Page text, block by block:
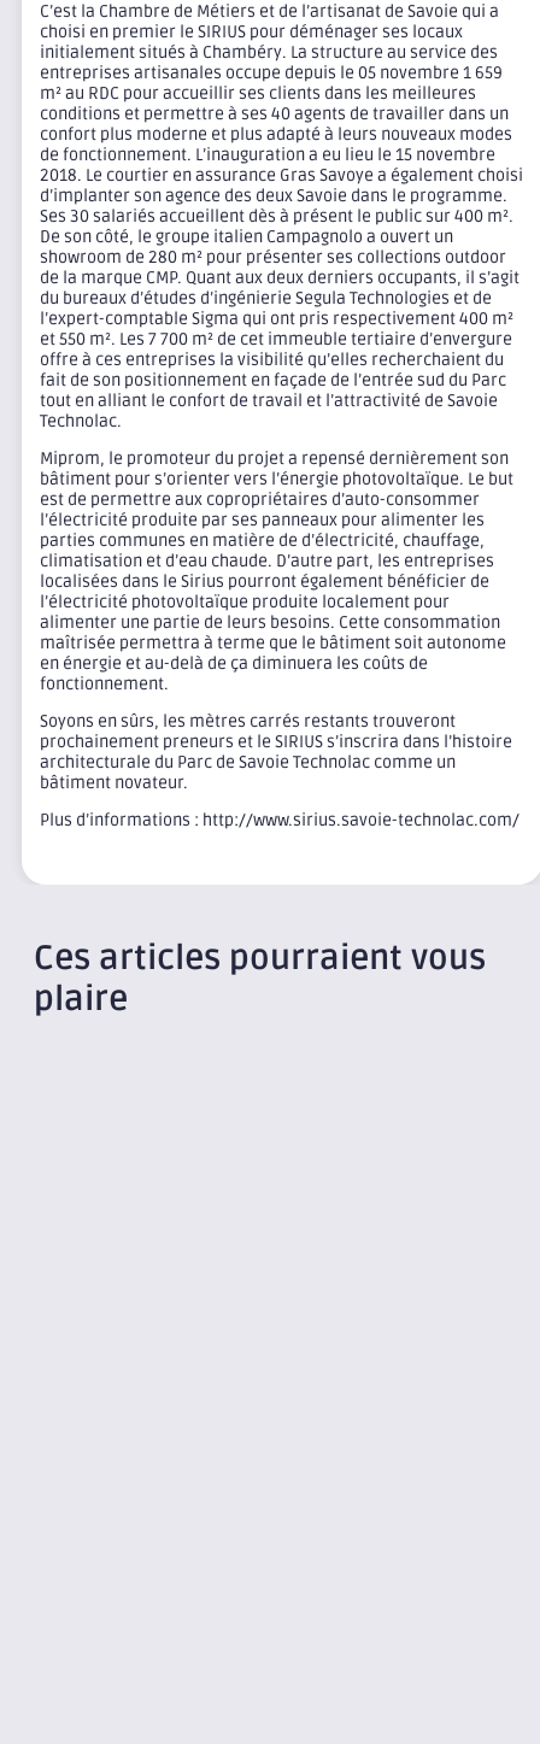
C’est la Chambre de Métiers et de l’artisanat de Savoie qui a
choisi en premier le SIRIUS pour déménager ses locaux
initialement situés à Chambéry. La structure au service des
entreprises artisanales occupe depuis le 05 novembre 1 659
m² au RDC pour accueillir ses clients dans les meilleures
conditions et permettre à ses 40 agents de travailler dans un
confort plus moderne et plus adapté à leurs nouveaux modes
de fonctionnement. L’inauguration a eu lieu le 15 novembre
2018. Le courtier en assurance Gras Savoye a également choisi
d’implanter son agence des deux Savoie dans le programme.
Ses 30 salariés accueillent dès à présent le public sur 400 m².
De son côté, le groupe italien Campagnolo a ouvert un
showroom de 280 m² pour présenter ses collections outdoor
de la marque CMP. Quant aux deux derniers occupants, il s’agit
du bureaux d’études d’ingénierie Segula Technologies et de
l’expert-comptable Sigma qui ont pris respectivement 400 m²
et 550 m². Les 7 700 m² de cet immeuble tertiaire d’envergure
offre à ces entreprises la visibilité qu’elles recherchaient du
fait de son positionnement en façade de l’entrée sud du Parc
tout en alliant le confort de travail et l’attractivité de Savoie
Technolac.
Miprom, le promoteur du projet a repensé dernièrement son
bâtiment pour s’orienter vers l’énergie photovoltaïque. Le but
est de permettre aux copropriétaires d’auto-consommer
l’électricité produite par ses panneaux pour alimenter les
parties communes en matière de d’électricité, chauffage,
climatisation et d’eau chaude. D’autre part, les entreprises
localisées dans le Sirius pourront également bénéficier de
l’électricité photovoltaïque produite localement pour
alimenter une partie de leurs besoins. Cette consommation
maîtrisée permettra à terme que le bâtiment soit autonome
en énergie et au-delà de ça diminuera les coûts de
fonctionnement.
Soyons en sûrs, les mètres carrés restants trouveront
prochainement preneurs et le SIRIUS s’inscrira dans l’histoire
architecturale du Parc de Savoie Technolac comme un
bâtiment novateur.
Plus d’informations : http://www.sirius.savoie-technolac.com/
Ces articles pourraient vous
plaire